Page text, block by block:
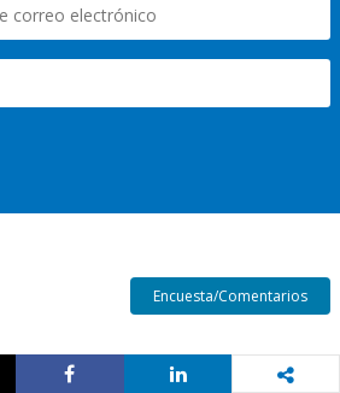
Encuesta/Comentarios